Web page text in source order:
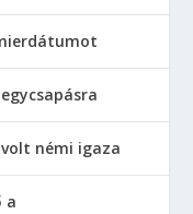
némi igaza
a